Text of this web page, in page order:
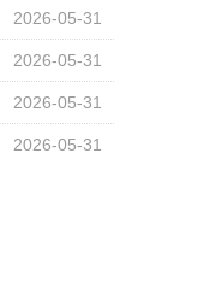
2026-05-31
2026-05-31
2026-05-31
2026-05-31